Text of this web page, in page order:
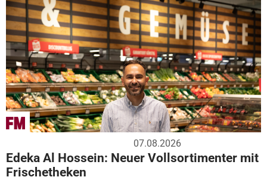
07.08.2026
Edeka Al Hossein: Neuer Vollsortimenter mit
Frischetheken